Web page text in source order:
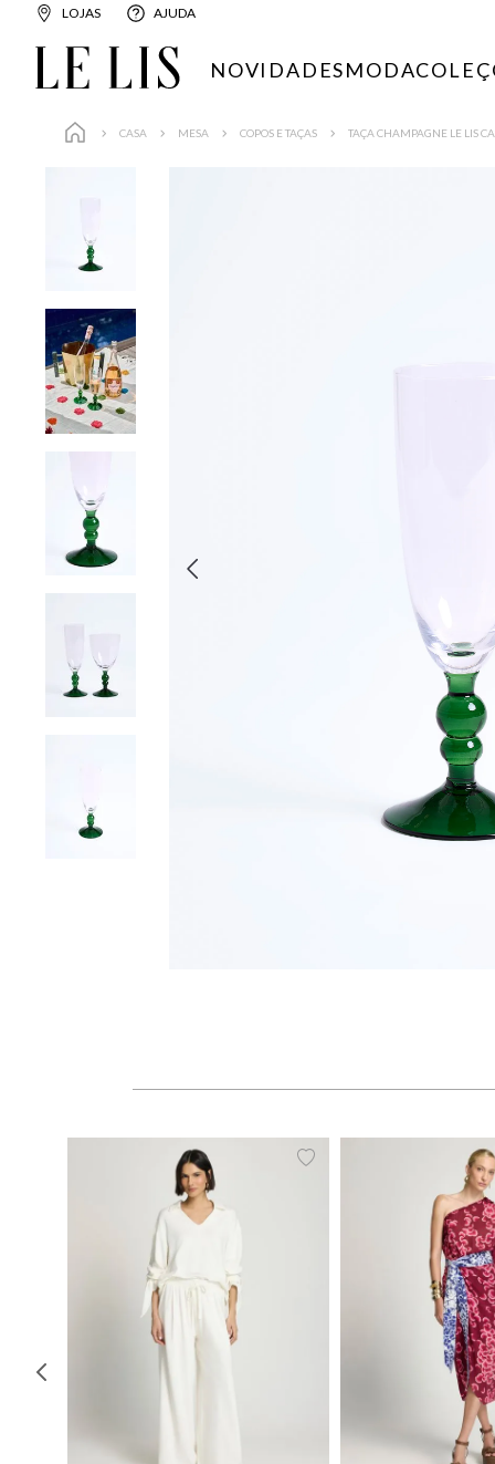
LOJAS AJUDA
NOVIDADESMODA
CASA MESA COPOS E TAÇAS TAÇA CHAMPAGNE LE LIS